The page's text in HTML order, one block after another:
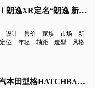
或低于10万元！朗逸XR定名“朗逸 新锐”
设计 售价 家族 市场
新
定位 年轻 轴距 造型
风格
售价多少？广汽本田型格HATCHBACK官图来了